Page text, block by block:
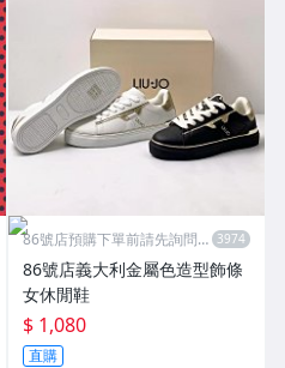
86號店預購下單前請先詢問數
86號店義大利金屬色造型飾條
女休閒鞋
$ 1,080
直購